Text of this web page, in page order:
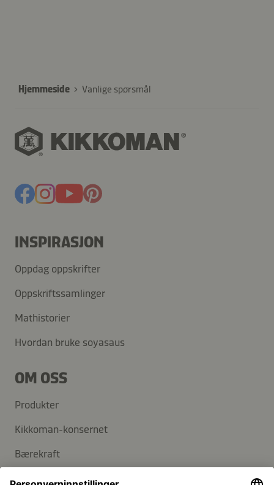
Hjemmeside Vanlige spørsmål
INSPIRASJON
Oppdag oppskrifter
Oppskriftssamlinger
Mathistorier
Hvordan bruke soyasaus
OM OSS
Produkter
Kikkoman-konsernet
Bærekraft